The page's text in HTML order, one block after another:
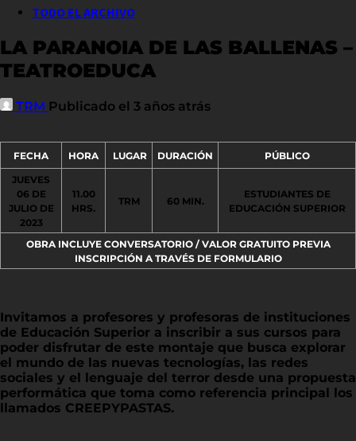
TODO EL ARCHIVO
LA PARANOIA DE LAS BALLENAS –
TEATROEDUCA
TRM Publicado el 3 años atrás
FECHA HORA LUGAR DURACIÓN
PÚBLICO
JUEVES
06 DE
JULIO DE
2023
11.00
HRS.
TRM 60 MIN.
ESTUDIANTES DE
EDUCACIÓN SUPERIOR
OBRA INCLUYE CONVERSATORIO / VALOR GRATUITO PREVIA
INSCRIPCIÓN A TRAVÉS DE FORMULARIO
Invitamos a profesores y profesoras de instituciones
de Educación Superior a inscribir a sus cursos para
poder disfrutar de este montaje que busca explorar
el mundo de las nuevas tecnologías, las redes
sociales y el lenguaje del terror desde una propuesta
performática que toma como referencia principal los
llamados CREEPYPASTAS.